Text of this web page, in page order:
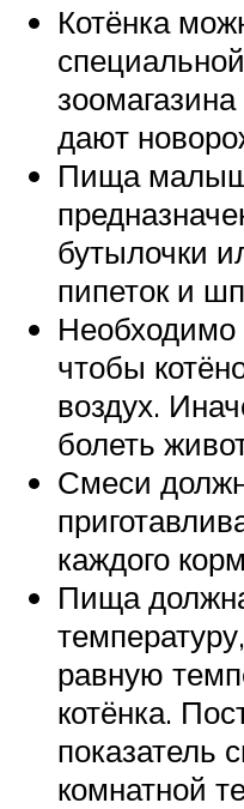
Котёнка
дают
Пища
бутылочки
пипеток и
Необходимо
чтобы
воздух.
болеть
Смеси
каждого
Пища
равную
котёнка.
показатель
комнатной